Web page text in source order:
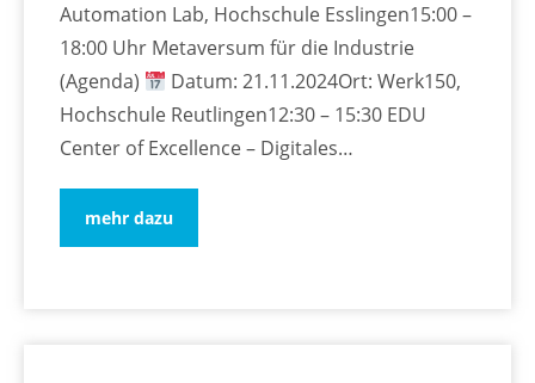
Automation Lab, Hochschule Esslingen15:00 –
18:00 Uhr Metaversum für die Industrie
(Agenda)
Datum: 21.11.2024Ort: Werk150,
Hochschule Reutlingen12:30 – 15:30 EDU
Center of Excellence – Digitales…
mehr dazu